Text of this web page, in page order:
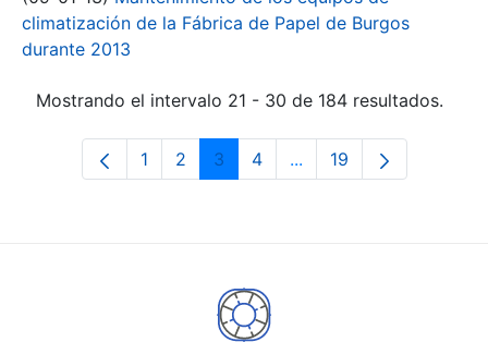
climatización de la Fábrica de Papel de Burgos
durante 2013
Mostrando el intervalo 21 - 30 de 184 resultados.
Página
1 Página
2 Página
3 Página
4 ...Páginas intermedias
Página
19